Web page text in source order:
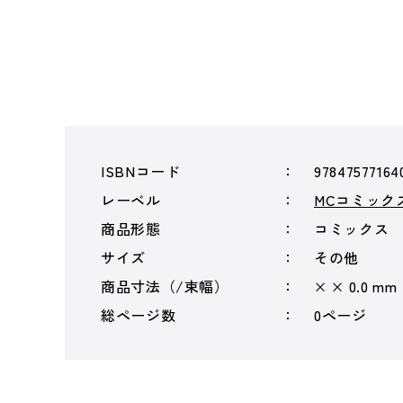
ISBNコード
レーベル
MCコミック
商品形態
コミックス
サイズ
その他
商品寸法（/束幅）
× × 0.0 mm
総ページ数
0ページ